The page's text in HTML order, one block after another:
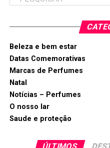
Beleza e bem estar
Datas Comemorativas
Marcas de Perfumes
Natal
Notícias – Perfumes
O nosso lar
Saude e proteção